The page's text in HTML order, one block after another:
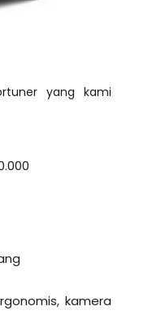
yang kami
kamera